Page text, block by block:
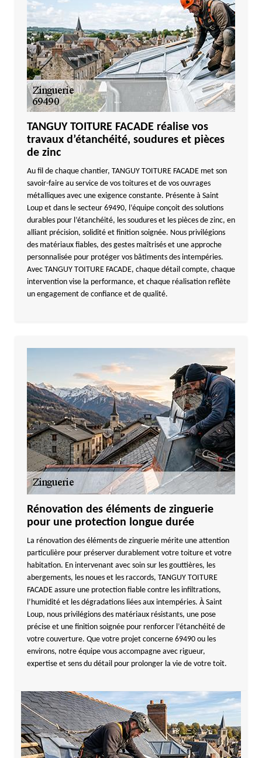
TANGUY TOITURE FACADE réalise vos
travaux d’étanchéité, soudures et pièces
de zinc
Au fil de chaque chantier, TANGUY TOITURE FACADE met son
savoir-faire au service de vos toitures et de vos ouvrages
métalliques avec une exigence constante. Présente à Saint
Loup et dans le secteur 69490, l’équipe conçoit des solutions
durables pour l’étanchéité, les soudures et les pièces de zinc, en
alliant précision, solidité et finition soignée. Nous privilégions
des matériaux fiables, des gestes maîtrisés et une approche
personnalisée pour protéger vos bâtiments des intempéries.
Avec TANGUY TOITURE FACADE, chaque détail compte, chaque
intervention vise la performance, et chaque réalisation reflète
un engagement de confiance et de qualité.
Rénovation des éléments de zinguerie
pour une protection longue durée
La rénovation des éléments de zinguerie mérite une attention
particulière pour préserver durablement votre toiture et votre
habitation. En intervenant avec soin sur les gouttières, les
abergements, les noues et les raccords, TANGUY TOITURE
FACADE assure une protection fiable contre les infiltrations,
l’humidité et les dégradations liées aux intempéries. À Saint
Loup, nous privilégions des matériaux résistants, une pose
précise et une finition soignée pour renforcer l’étanchéité de
votre couverture. Que votre projet concerne 69490 ou les
environs, notre équipe vous accompagne avec rigueur,
expertise et sens du détail pour prolonger la vie de votre toit.